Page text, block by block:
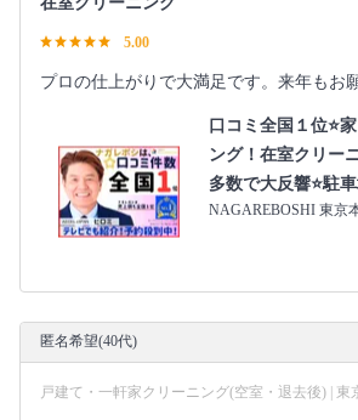
5.00
プロの仕上がりで大満足です。来年もお
口コミ全国１位⭐
ング！在室クリー
多数で大反響⭐駐
NAGAREBOSHI 東京
匿名希望(40代)
戸建て・一軒家クリーニング(空室・退去後) | 東